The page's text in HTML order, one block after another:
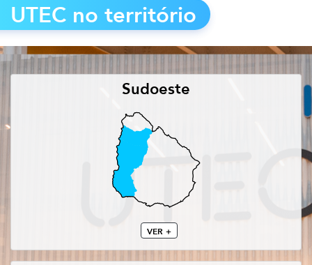
UTEC no território
Sudoeste
VER +